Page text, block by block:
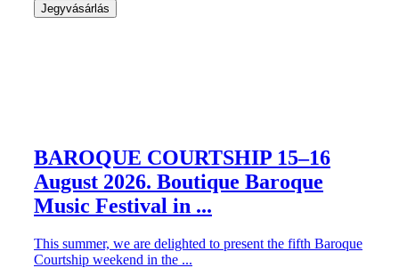
Jegyvásárlás
BAROQUE COURTSHIP 15–16
August 2026. Boutique Baroque
Music Festival in ...
This summer, we are delighted to present the fifth Baroque
Courtship weekend in the ...